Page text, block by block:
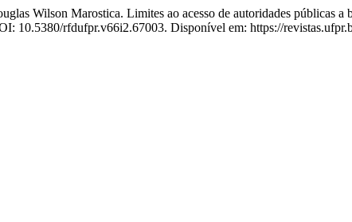
Wilson Marostica. Limites ao acesso de autoridades públicas a
10.5380/rfdufpr.v66i2.67003. Disponível em: https://